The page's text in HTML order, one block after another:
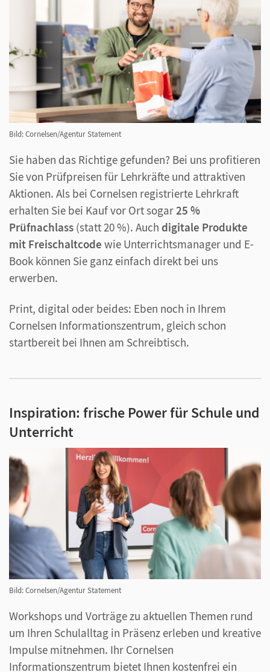
Bild: Cornelsen/Agentur Statement
Sie haben das Richtige gefunden? Bei uns profitieren
Sie von Prüfpreisen für Lehrkräfte und attraktiven
Aktionen. Als bei Cornelsen registrierte Lehrkraft
erhalten Sie bei Kauf vor Ort sogar25 %
Prüfnachlass (statt 20 %). Auch digitale Produkte
mit Freischaltcode wie Unterrichtsmanager und E-
Book können Sie ganz einfach direkt bei uns
erwerben.
Print, digital oder beides: Eben noch in Ihrem
Cornelsen Informationszentrum, gleich schon
startbereit bei Ihnen am Schreibtisch.
Inspiration: frische Power für Schule und
Unterricht
Bild: Cornelsen/Agentur Statement
Workshops und Vorträge zu aktuellen Themen rund
um Ihren Schulalltag in Präsenz erleben und kreative
Impulse mitnehmen. Ihr Cornelsen
Informationszentrum bietet Ihnen kostenfrei ein